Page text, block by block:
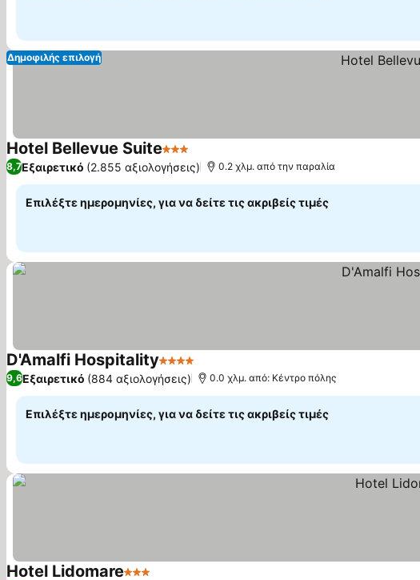
Δημοφιλής επιλογή
Hotel Bellevue Suite3 Αστέρια
8,7Εξαιρετικό (2.855 αξιολογήσεις) 0.2 χλμ. από την παραλία
Επιλέξτε ημερομηνίες, για να δείτε τις ακριβείς τιμές
D'Amalfi Hospitality4 Αστέρια
9,6Εξαιρετικό (884 αξιολογήσεις) 0.0 χλμ. από: Κέντρο πόλης
Επιλέξτε ημερομηνίες, για να δείτε τις ακριβείς τιμές
Hotel Lidomare